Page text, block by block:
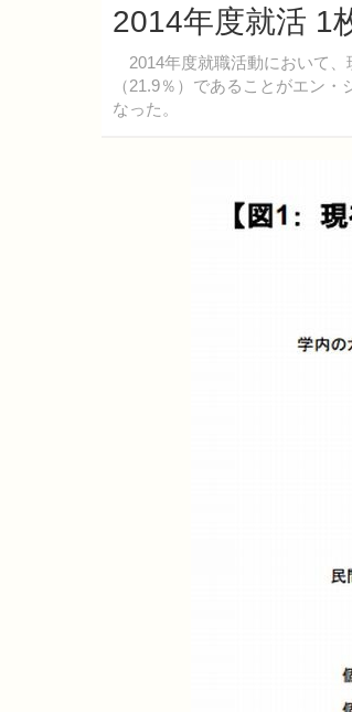
2014年度就活 1
2014年度就職活動において、
（21.9％）であることがエン
なった。